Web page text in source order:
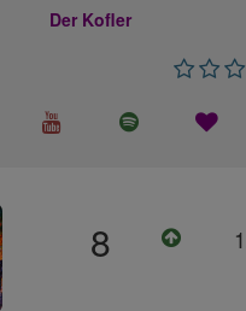
Der Kofler
8